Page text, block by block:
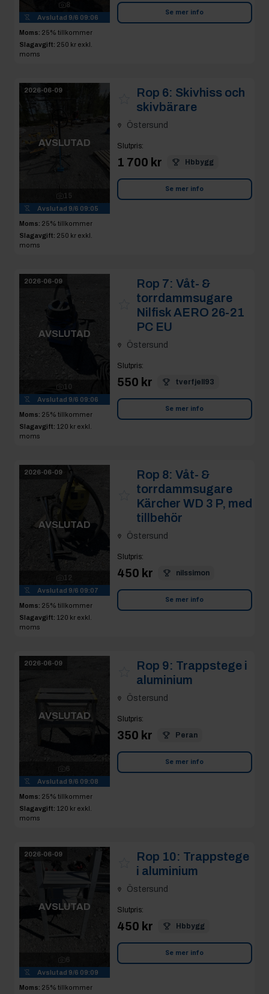
8
Avslutad 9/6 09:06
Moms: 25% tillkommer
Slagavgift: 250 kr exkl.
moms
Se mer info
2026-06-09
AVSLUTAD
15
Avslutad 9/6 09:05
Moms: 25% tillkommer
Slagavgift: 250 kr exkl.
moms
Rop 6: Skivhiss och
skivbärare
Östersund
Slutpris:
1 700 kr Hbbygg
Se mer info
2026-06-09
AVSLUTAD
10
Avslutad 9/6 09:06
Moms: 25% tillkommer
Slagavgift: 120 kr exkl.
moms
Rop 7: Våt- &
torrdammsugare
Nilfisk AERO 26-21
PC EU
Östersund
Slutpris:
550 kr tverfjell93
Se mer info
2026-06-09
AVSLUTAD
12
Avslutad 9/6 09:07
Moms: 25% tillkommer
Slagavgift: 120 kr exkl.
moms
Rop 8: Våt- &
torrdammsugare
Kärcher WD 3 P, med
tillbehör
Östersund
Slutpris:
450 kr nilssimon
Se mer info
2026-06-09
AVSLUTAD
6
Avslutad 9/6 09:08
Moms: 25% tillkommer
Slagavgift: 120 kr exkl.
moms
Rop 9: Trappstege i
aluminium
Östersund
Slutpris:
350 kr Peran
Se mer info
2026-06-09
AVSLUTAD
6
Avslutad 9/6 09:09
Moms: 25% tillkommer
Rop 10: Trappstege
i aluminium
Östersund
Slutpris:
450 kr Hbbygg
Se mer info